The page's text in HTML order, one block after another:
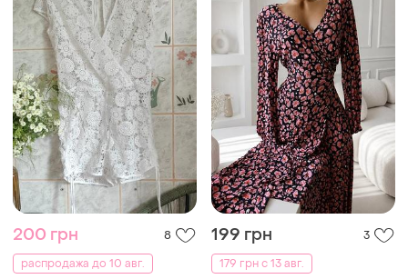
200 грн
8
распродажа до 10 авг.
199 грн
3
179 грн с 13 авг.